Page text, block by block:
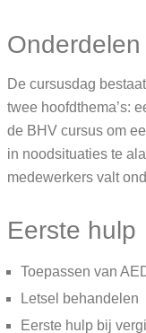
De cursusdag
twee hoofdthema’s:
de BHV cursus om
in noodsituaties te
medewerkers valt
Eerste hulp
Toepassen van
Letsel behandelen
Eerste hulp bij